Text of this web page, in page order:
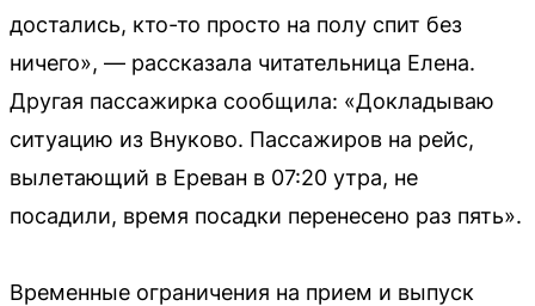
достались, кто-то просто на полу спит без
ничего», — рассказала читательница Елена.
Другая пассажирка сообщила: «Докладываю
ситуацию из Внуково. Пассажиров на рейс,
вылетающий в Ереван в 07:20 утра, не
посадили, время посадки перенесено раз пять».
Временные ограничения на прием и выпуск